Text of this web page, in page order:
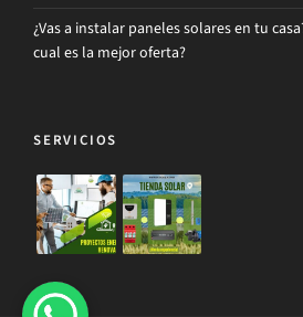
¿Vas a instalar paneles solares en tu
cual es la mejor oferta?
SERVICIOS